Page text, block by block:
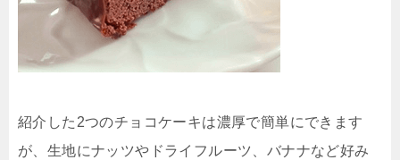
紹介した2つのチョコケーキは濃厚で簡単にできます
が、生地にナッツやドライフルーツ、バナナなど好み